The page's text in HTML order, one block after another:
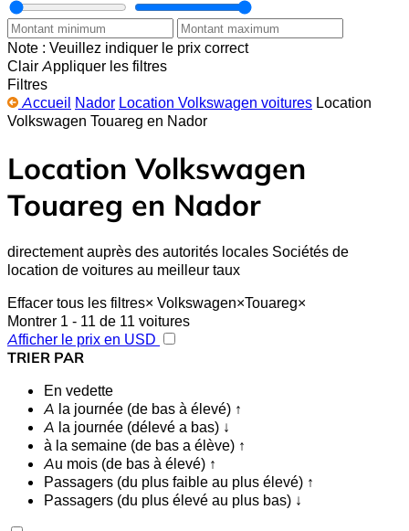
Note : Veuillez indiquer le prix correct
Clair Appliquer les filtres
Filtres
Accueil Nador Location Volkswagen voitures Location
Volkswagen Touareg en Nador
Location Volkswagen
Touareg en Nador
directement auprès des autorités locales Sociétés de
location de voitures au meilleur taux
Effacer tous les filtres× Volkswagen×Touareg×
Montrer 1 - 11 de 11 voitures
Afficher le prix en USD
TRIER PAR
En vedette
A la journée (de bas à élevé) ↑
A la journée (délevé a bas) ↓
à la semaine (de bas a élève) ↑
Au mois (de bas à élevé) ↑
Passagers (du plus faible au plus élevé) ↑
Passagers (du plus élevé au plus bas) ↓